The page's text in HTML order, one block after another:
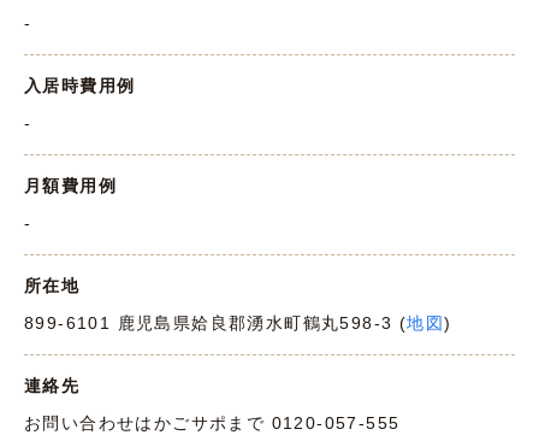
-
入居時費用例
-
月額費用例
-
所在地
899-6101 鹿児島県姶良郡湧水町鶴丸598-3 (地図)
連絡先
お問い合わせはかごサポまで 0120-057-555